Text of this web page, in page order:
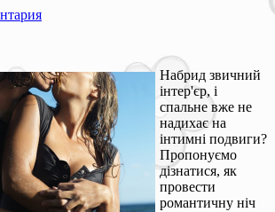
Набрид звичний
інтер'єр, і
спальне вже не
надихає на
інтимні подвиги?
Пропонуємо
дізнатися, як
провести
романтичну ніч